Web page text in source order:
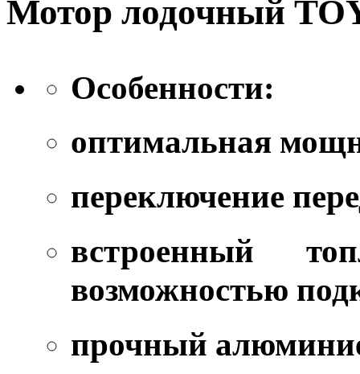
Мотор лодочный
Особенности:
оптимальная
переключение
встроенный
возможностью
прочный